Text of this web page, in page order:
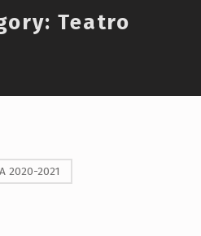
Teatro
2020-2021